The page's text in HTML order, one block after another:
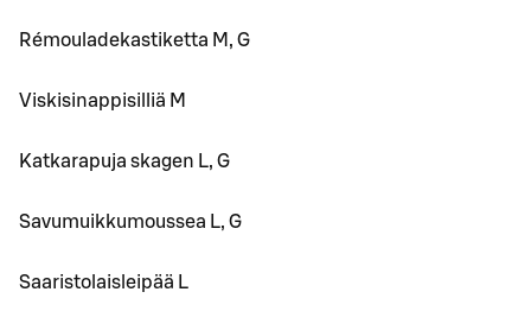
Rémouladekastiketta M, G
Viskisinappisilliä M
Katkarapuja skagen L, G
Savumuikkumoussea L, G
Saaristolaisleipää L